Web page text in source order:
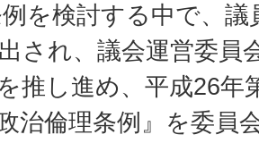
を検討する中で、
され、議会運営委員
推し進め、平成26年
治倫理条例』を委員